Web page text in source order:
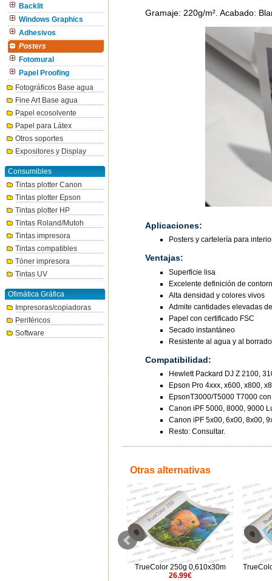
Backlit
Windows Graphics
Adhesivos
Posters
Fotomural
Papel Proofing
Fotográficos Base agua
Fine Art Base agua
Papel ecosolvente
Papel para Látex
Otros soportes
Expositores y Display
Consumibles
Tintas plotter Canon
Tintas plotter Epson
Tintas plotter HP
Tintas Roland/Mutoh
Tintas impresora
Tintas compatibles
Tóner impresora
Tintas UV
Ofimática Gráfica
Impresoras/copiadoras
Periféricos
Software
Gramaje: 220g/m². Acabado:
Aplicaciones:
Posters y cartelería para
Ventajas:
Superficie lisa
Excelente definición de
Alta densidad y colores vivos
Admite cantidades elevadas
Papel con certificado FSC
Secado instantáneo
Resistente al agua y al borrado
Compatibilidad:
Hewlett Packard DJ Z 2100,
Epson Pro 4xxx, x600, x800,
EpsonT3000/T5000 T7000
Canon iPF 5000, 8000, 9000
Canon iPF 5x00, 6x00, 8x00,
Resto: Consultar.
Otras alternativas
TrueColor 250g 0,610x30m
26.99€